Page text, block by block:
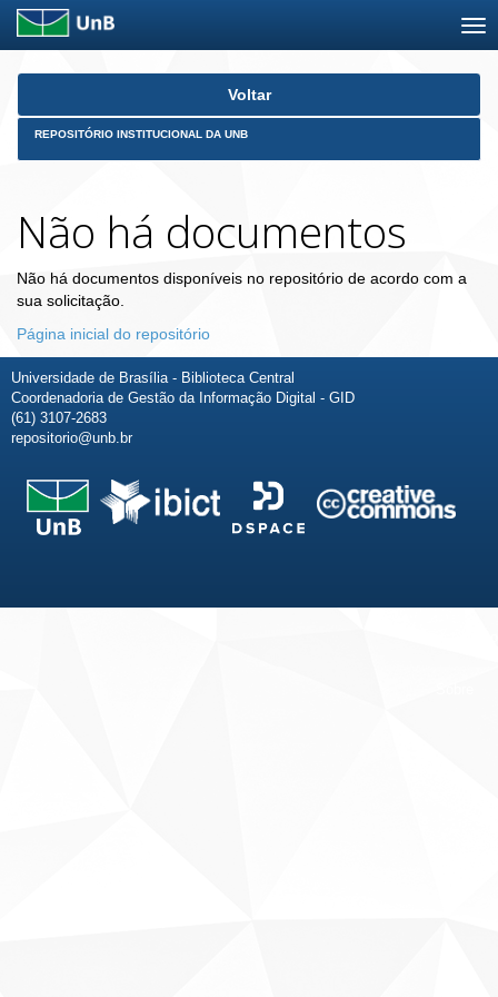
Skip
Voltar
REPOSITÓRIO INSTITUCIONAL DA UNB
Não há documentos
Não há documentos disponíveis no repositório de acordo com a
sua solicitação.
Página inicial do repositório
Universidade de Brasília - Biblioteca Central
Coordenadoria de Gestão da Informação Digital - GID
(61) 3107-2683
repositorio@unb.br